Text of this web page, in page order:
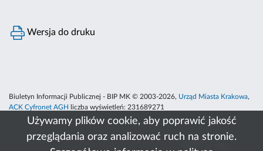
Używamy plików cookie, aby poprawić jakość
przeglądania oraz analizować ruch na stronie.
Wersja do druku
Biuletyn Informacji Publicznej - BIP MK © 2003-2026, Urząd Miasta Krakowa,
ACK Cyfronet AGH
liczba wyświetleń: 231689271